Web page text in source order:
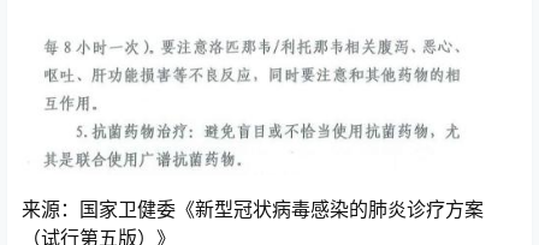
来源：国家卫健委《新型冠状病毒感染的肺炎诊疗方案
（试行第五版）》